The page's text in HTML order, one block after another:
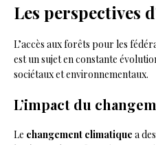
Les perspectives
L’accès aux forêts pour les
est un sujet en constante
sociétaux et environnementaux.
L’impact du
Le changement climatique a